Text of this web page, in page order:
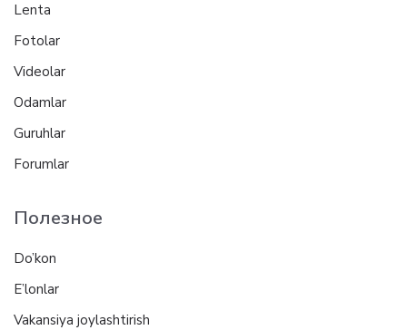
Lenta
Fotolar
Videolar
Odamlar
Guruhlar
Forumlar
Полезное
Do’kon
E’lonlar
Vakansiya joylashtirish